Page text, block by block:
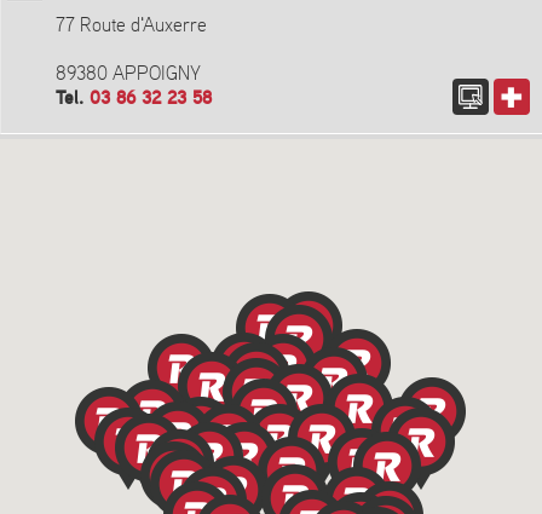
77 Route d'Auxerre
89380 APPOIGNY
Tel. 03 86 32 23 58